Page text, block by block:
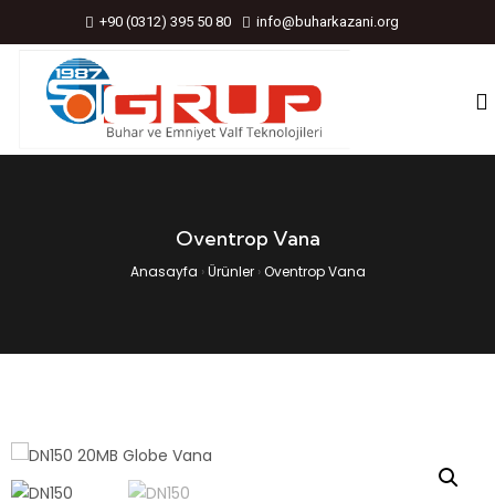
+90 (0312) 395 50 80 info@buharkazani.org
Oventrop Vana
Anasayfa ›Ürünler›Oventrop Vana